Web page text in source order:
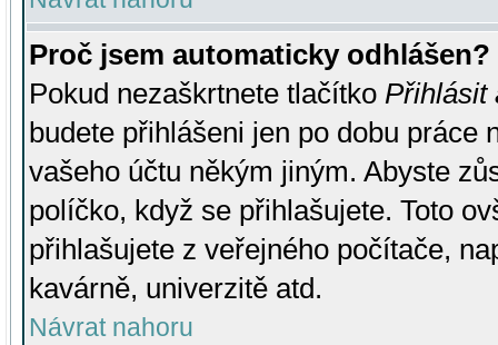
Proč jsem automaticky odhlášen?
Pokud nezaškrtnete tlačítko Přihlásit
budete přihlášeni jen po dobu práce
vašeho účtu někým jiným. Abyste
políčko, když se přihlašujete. Toto
přihlašujete z veřejného počítače,
kavárně, univerzitě atd.
Návrat nahoru